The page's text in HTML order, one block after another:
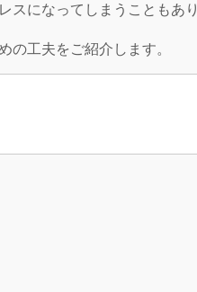
スになってしまうこともあり
の工夫をご紹介します。